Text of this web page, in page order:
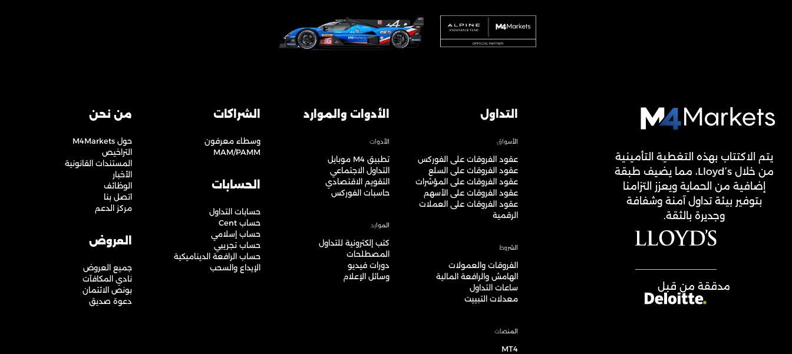
Trading
Regulated
يتم الاكتتاب بهذه التغطية التأمينية
من خلال Lloyd’s، مما يضيف طبقة
إضافية من الحماية ويعزز التزامنا
بتوفير بيئة تداول آمنة وشفافة
وجديرة بالثقة.
مدققة من قبل
التداول
الأسواق
عقود الفروقات على الفوركس
عقود الفروقات على السلع
عقود الفروقات على المؤشرات
عقود الفروقات على الأسهم
عقود الفروقات على العملات
الرقمية
الشروط
الفروقات والعمولات
الهامش والرافعة المالية
ساعات التداول
معدلات التبييت
المنصات
MT4
الأدوات والموارد
الأدوات
تطبيق M4 موبايل
التداول الاجتماعي
التقويم الاقتصادي
حاسبات الفوركس
الموارد
كتب إلكترونية للتداول
المصطلحات
دورات فيديو
وسائل الإعلام
الشراكات
وسطاء معرفون
MAM/PAMM
الحسابات
حسابات التداول
حساب Cent
حساب إسلامي
حساب تجريبي
حساب الرافعة الديناميكية
الإيداع والسحب
من نحن
حول M4Markets
التراخيص
المستندات القانونية
الأخبار
الوظائف
اتصل بنا
مركز الدعم
العروض
جميع العروض
نادي المكافآت
بونص الائتمان
دعوة صديق